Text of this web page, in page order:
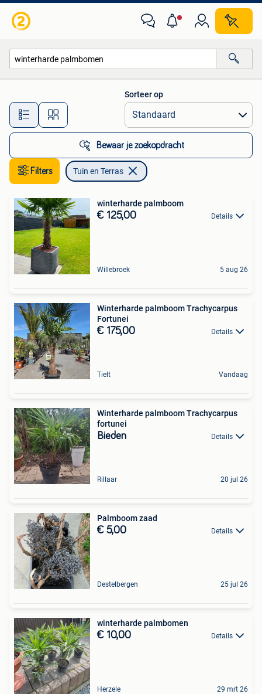
Alle afstanden…
Sorteer op
Bewaar je zoekopdracht
Filters Tuin en Terras
winterharde palmboom
€ 125,00 Details
Willebroek 5 aug 26
Winterharde palmboom Trachycarpus
Fortunei
€ 175,00 Details
Tielt Vandaag
Winterharde palmboom Trachycarpus
fortunei
Bieden Details
Rillaar 20 jul 26
Palmboom zaad
€ 5,00 Details
Destelbergen 25 jul 26
winterharde palmbomen
€ 10,00 Details
Herzele 29 mrt 26